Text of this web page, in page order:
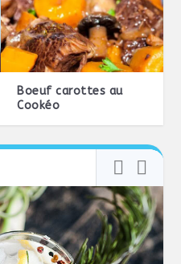
Boeuf carottes au
Cookéo